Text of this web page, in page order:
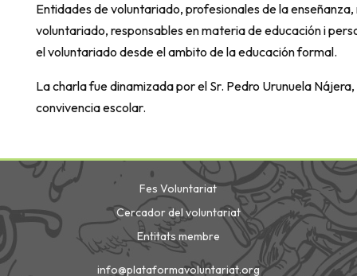
Entidades de voluntariado, profesionales de la
voluntariado, responsables en materia de educación i
el voluntariado desde el ambito de la educación formal.
La charla fue dinamizada por el Sr. Pedro Urunuela
convivencia escolar.
Fes Voluntariat
Cercador del voluntariat
Entitats membre
info@plataformavoluntariat.org